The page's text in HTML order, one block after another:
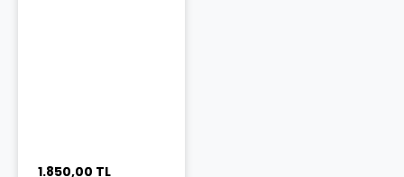
1.850,00 TL